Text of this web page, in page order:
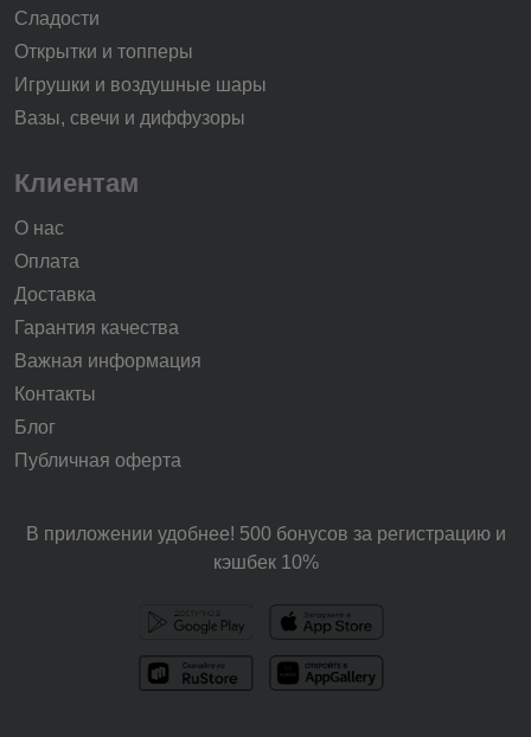
Сладости
Открытки и топперы
Игрушки и воздушные шары
Вазы, свечи и диффузоры
Клиентам
О нас
Оплата
Доставка
Гарантия качества
Важная информация
Контакты
Блог
Публичная оферта
В приложении удобнее! 500 бонусов за регистрацию и
кэшбек 10%